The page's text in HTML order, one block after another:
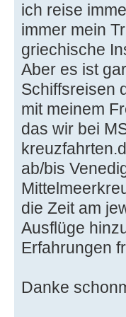
ich reise
immer mein
griechische
Aber es ist
Schiffsreisen
mit meinem
das wir bei
ab/bis
die Zeit am
Ausflüge
Erfahrungen
Danke